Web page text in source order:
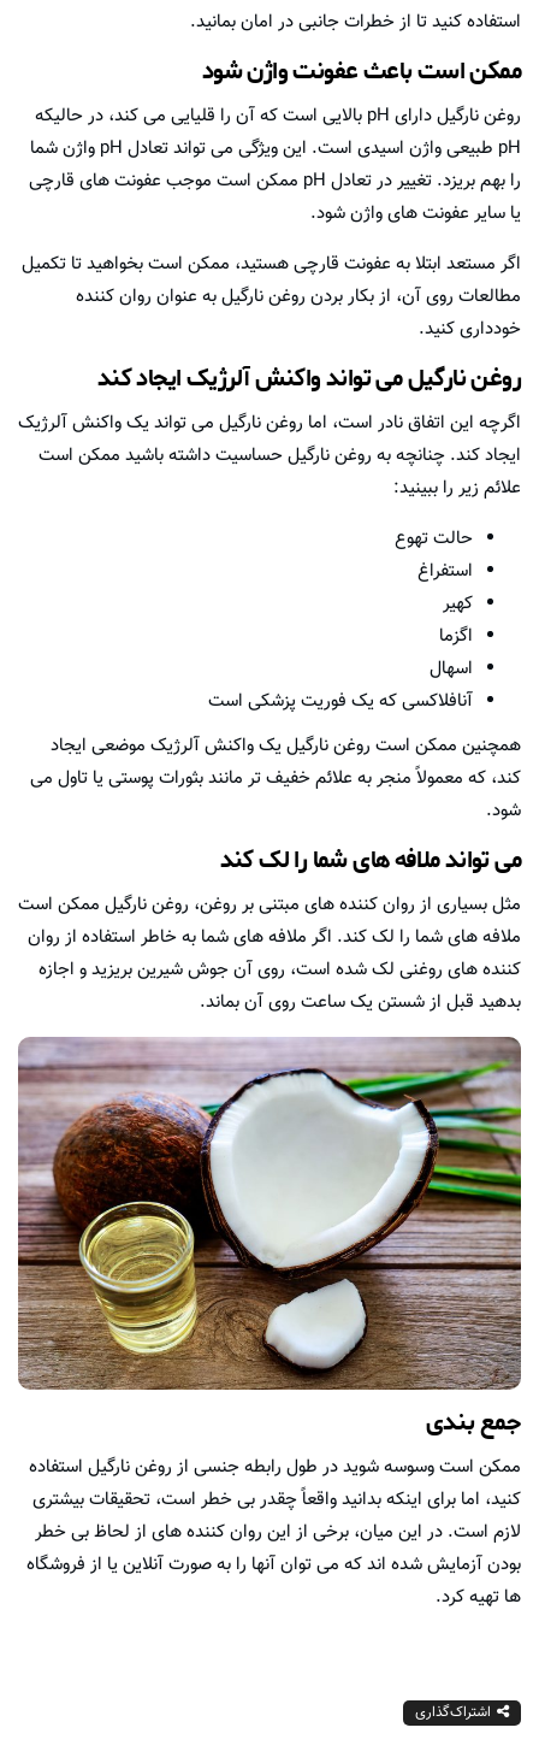
استفاده کنید تا از خطرات جانبی در امان بمانید.
ممکن است باعث عفونت واژن شود
روغن نارگیل دارای pH بالایی است که آن را قلیایی می کند، در حالیکه
pH طبیعی واژن اسیدی است. این ویژگی می تواند تعادل pH واژن شما
را بهم بریزد. تغییر در تعادل pH ممکن است موجب عفونت های قارچی
یا سایر عفونت های واژن شود.
اگر مستعد ابتلا به عفونت قارچی هستید، ممکن است بخواهید تا تکمیل
مطالعات روی آن، از بکار بردن روغن نارگیل به عنوان روان کننده
خودداری کنید.
روغن نارگیل می تواند واکنش آلرژیک ایجاد کند
اگرچه این اتفاق نادر است، اما روغن نارگیل می تواند یک واکنش آلرژیک
ایجاد کند. چنانچه به روغن نارگیل حساسیت داشته باشید ممکن است
علائم زیر را ببینید:
حالت تهوع
استفراغ
کهیر
اگزما
اسهال
آنافلاکسی که یک فوریت پزشکی است
همچنین ممکن است روغن نارگیل یک واکنش آلرژیک موضعی ایجاد
کند، که معمولاً منجر به علائم خفیف تر مانند بثورات پوستی یا تاول می
شود.
می تواند ملافه های شما را لک کند
مثل بسیاری از روان کننده های مبتنی بر روغن، روغن نارگیل ممکن است
ملافه های شما را لک کند. اگر ملافه های شما به خاطر استفاده از روان
کننده های روغنی لک شده است، روی آن جوش شیرین بریزید و اجازه
بدهید قبل از شستن یک ساعت روی آن بماند.
جمع بندی
ممکن است وسوسه شوید در طول رابطه جنسی از روغن نارگیل استفاده
کنید، اما برای اینکه بدانید واقعاً چقدر بی خطر است، تحقیقات بیشتری
لازم است. در این میان، برخی از این روان کننده های از لحاظ بی خطر
بودن آزمایش شده اند که می توان آنها را به صورت آنلاین یا از فروشگاه
ها تهیه کرد.
اشتراک‌گذاری